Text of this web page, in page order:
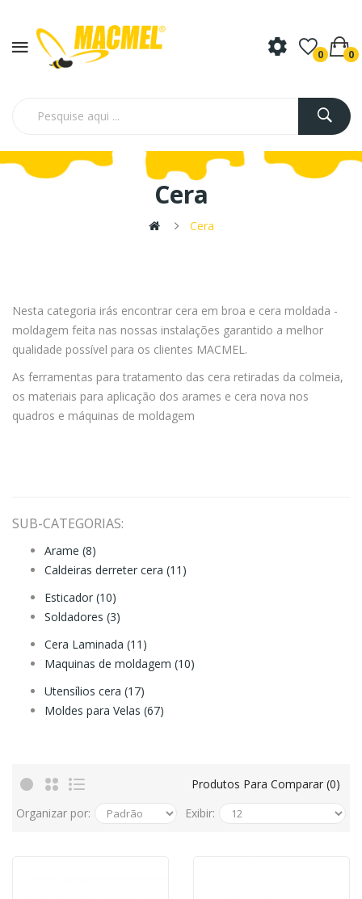
0 0
Cera
Cera
Nesta categoria irás encontrar cera em broa e cera moldada -
moldagem feita nas nossas instalações garantido a melhor
qualidade possível para os clientes MACMEL.
As ferramentas para tratamento das cera retiradas da colmeia,
os materiais para aplicação dos arames e cera nova nos
quadros e máquinas de moldagem
SUB-CATEGORIAS:
Arame (8)
Caldeiras derreter cera (11)
Esticador (10)
Soldadores (3)
Cera Laminada (11)
Maquinas de moldagem (10)
Utensílios cera (17)
Moldes para Velas (67)
Produtos Para Comparar (0)
Organizar por:
Exibir: